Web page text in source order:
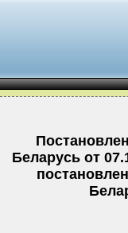
Беларусь от